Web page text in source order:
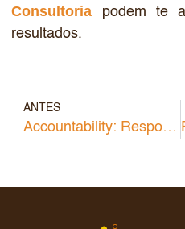
Consultoria
podem te
resultados.
ANTES
Accountability: Responsabilidade e Transparência